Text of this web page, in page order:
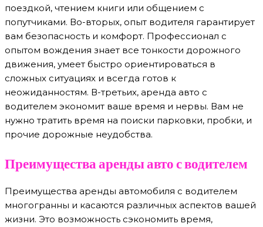
поездкой, чтением книги или общением с
попутчиками. Во-вторых, опыт водителя гарантирует
вам безопасность и комфорт. Профессионал с
опытом вождения знает все тонкости дорожного
движения, умеет быстро ориентироваться в
сложных ситуациях и всегда готов к
неожиданностям. В-третьих, аренда авто с
водителем экономит ваше время и нервы. Вам не
нужно тратить время на поиски парковки, пробки, и
прочие дорожные неудобства.
Преимущества аренды авто с водителем
Преимущества аренды автомобиля с водителем
многогранны и касаются различных аспектов вашей
жизни. Это возможность сэкономить время,